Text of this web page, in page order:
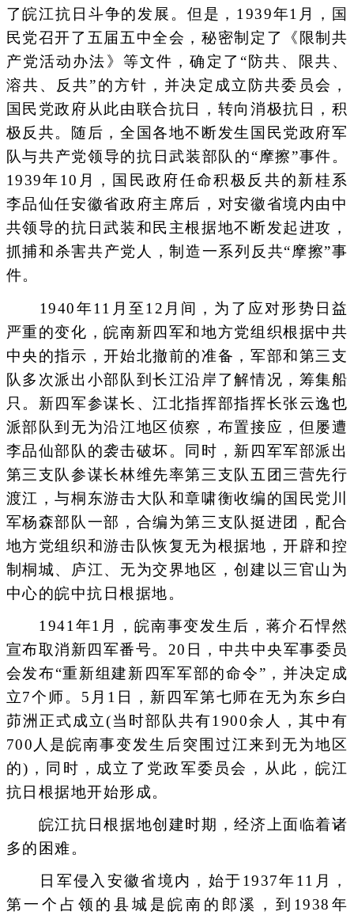
了皖江抗日斗争的发展。但是，1939年1月，国
民党召开了五届五中全会，秘密制定了《限制共
产党活动办法》等文件，确定了“防共、限共、
溶共、反共”的方针，并决定成立防共委员会，
国民党政府从此由联合抗日，转向消极抗日，积
极反共。随后，全国各地不断发生国民党政府军
队与共产党领导的抗日武装部队的“摩擦”事件。
1939年10月，国民政府任命积极反共的新桂系
李品仙任安徽省政府主席后，对安徽省境内由中
共领导的抗日武装和民主根据地不断发起进攻，
抓捕和杀害共产党人，制造一系列反共“摩擦”事
件。
1940年11月至12月间，为了应对形势日益
严重的变化，皖南新四军和地方党组织根据中共
中央的指示，开始北撤前的准备，军部和第三支
队多次派出小部队到长江沿岸了解情况，筹集船
只。新四军参谋长、江北指挥部指挥长张云逸也
派部队到无为沿江地区侦察，布置接应，但屡遭
李品仙部队的袭击破坏。同时，新四军军部派出
第三支队参谋长林维先率第三支队五团三营先行
渡江，与桐东游击大队和章啸衡收编的国民党川
军杨森部队一部，合编为第三支队挺进团，配合
地方党组织和游击队恢复无为根据地，开辟和控
制桐城、庐江、无为交界地区，创建以三官山为
中心的皖中抗日根据地。
1941年1月，皖南事变发生后，蒋介石悍然
宣布取消新四军番号。20日，中共中央军事委员
会发布“重新组建新四军军部的命令”，并决定成
立7个师。5月1日，新四军第七师在无为东乡白
茆洲正式成立(当时部队共有1900余人，其中有
700人是皖南事变发生后突围过江来到无为地区
的)，同时，成立了党政军委员会，从此，皖江
抗日根据地开始形成。
皖江抗日根据地创建时期，经济上面临着诸
多的困难。
日军侵入安徽省境内，始于1937年11月，
第一个占领的县城是皖南的郎溪，到1938年